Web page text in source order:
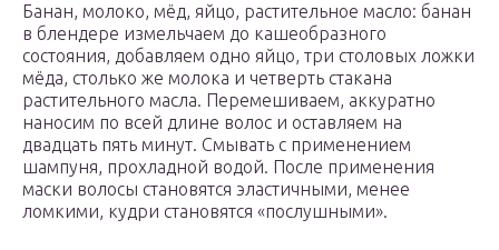
Банан, молоко, мёд, яйцо, растительное масло: банан
в блендере измельчаем до кашеобразного
состояния, добавляем одно яйцо, три столовых ложки
мёда, столько же молока и четверть стакана
растительного масла. Перемешиваем, аккуратно
наносим по всей длине волос и оставляем на
двадцать пять минут. Смывать с применением
шампуня, прохладной водой. После применения
маски волосы становятся эластичными, менее
ломкими, кудри становятся «послушными».